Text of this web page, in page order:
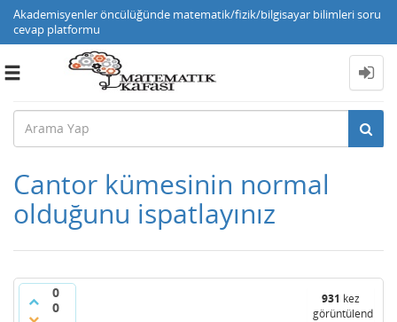
Akademisyenler öncülüğünde matematik/fizik/bilgisayar bilimleri soru
cevap platformu
Toggle
Cantor kümesinin normal
olduğunu ispatlayınız
0
0
931 kez
görüntülendi